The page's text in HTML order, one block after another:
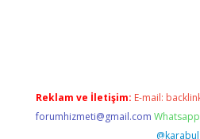
Reklam ve İletişim: E-mail:
forumhizmeti@gmail.com
@karabul